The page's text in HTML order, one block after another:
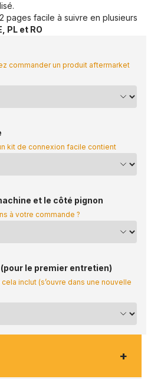
pages facile à suivre en plusieurs
PL et RO
commander un produit aftermarket
kit de connexion facile contient
et le côté pignon
à votre commande ?
le premier entretien)
inclut (s’ouvre dans une nouvelle
+